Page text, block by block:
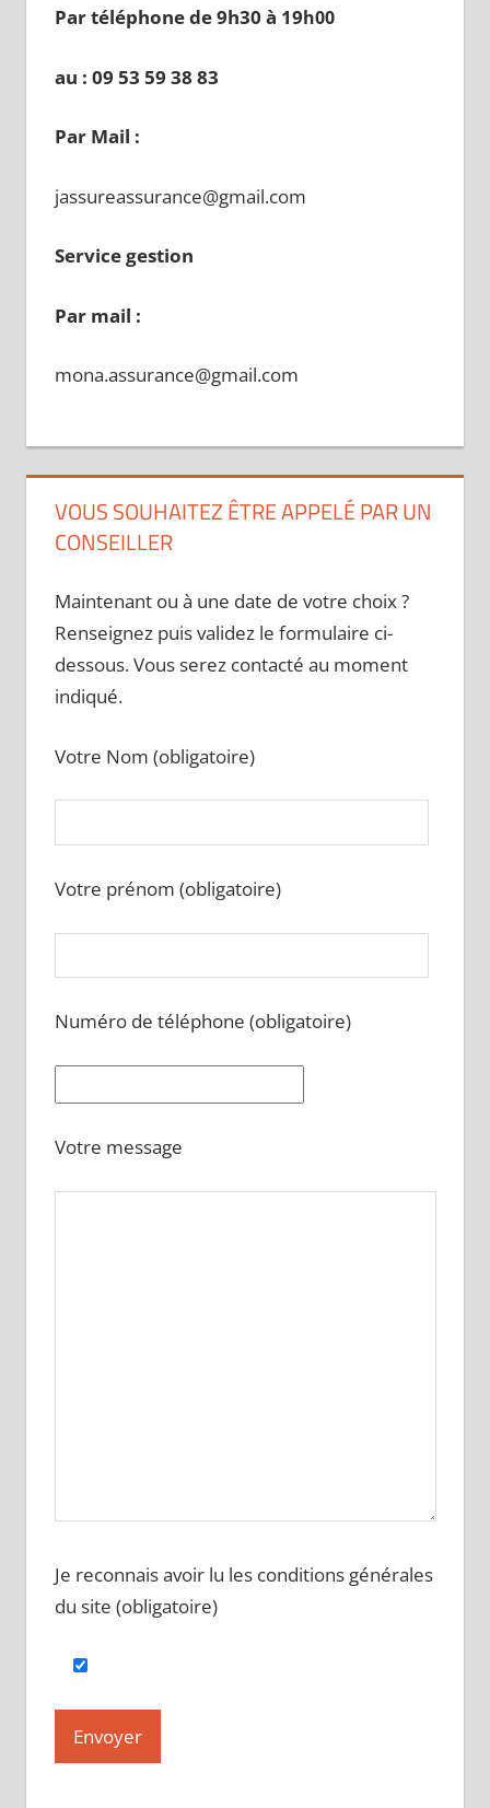
Par téléphone de 9h30 à 19h00
au : 09 53 59 38 83
Par Mail :
jassureassurance@gmail.com
Service gestion
Par mail :
mona.assurance@gmail.com
VOUS SOUHAITEZ ÊTRE APPELÉ PAR UN
CONSEILLER
Maintenant ou à une date de votre choix ?
Renseignez puis validez le formulaire ci-
dessous. Vous serez contacté au moment
indiqué.
Votre Nom (obligatoire)
Votre prénom (obligatoire)
Numéro de téléphone (obligatoire)
Votre message
Je reconnais avoir lu les conditions générales
du site (obligatoire)